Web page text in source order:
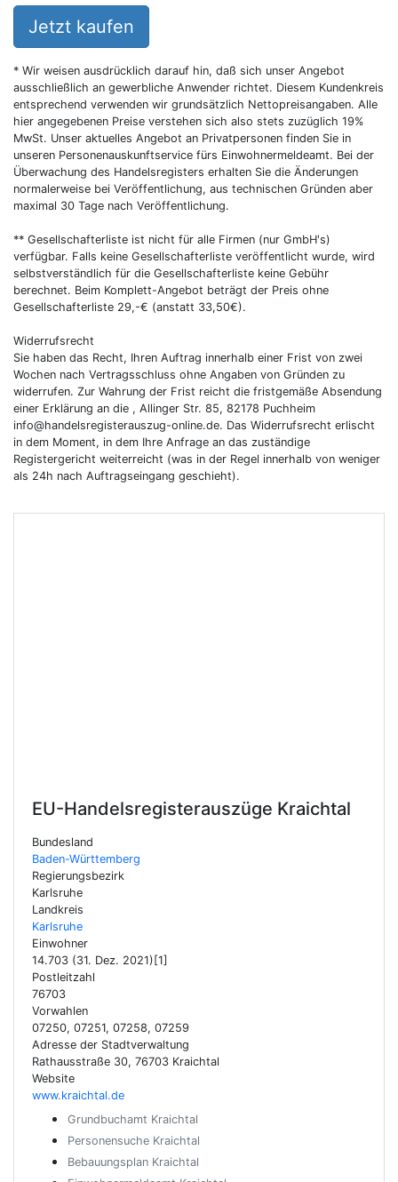
EU-Handelsregisterauszüge Kraichtal
Bundesland
Baden-Württemberg
Regierungsbezirk
Karlsruhe
Landkreis
Karlsruhe
Einwohner
14.703 (31. Dez. 2021)[1]
Postleitzahl
76703
Vorwahlen
07250, 07251, 07258, 07259
Adresse der Stadtverwaltung
Rathausstraße 30, 76703 Kraichtal
Website
www.kraichtal.de
Grundbuchamt Kraichtal
Personensuche Kraichtal
Bebauungsplan Kraichtal
Jetzt kaufen
* Wir weisen ausdrücklich darauf hin, daß sich unser Angebot
ausschließlich an gewerbliche Anwender richtet. Diesem Kundenkreis
entsprechend verwenden wir grundsätzlich Nettopreisangaben. Alle
hier angegebenen Preise verstehen sich also stets zuzüglich 19%
MwSt. Unser aktuelles Angebot an Privatpersonen finden Sie in
unseren Personenauskunftservice fürs Einwohnermeldeamt. Bei der
Überwachung des Handelsregisters erhalten Sie die Änderungen
normalerweise bei Veröffentlichung, aus technischen Gründen aber
maximal 30 Tage nach Veröffentlichung.
** Gesellschafterliste ist nicht für alle Firmen (nur GmbH's)
verfügbar. Falls keine Gesellschafterliste veröffentlicht wurde, wird
selbstverständlich für die Gesellschafterliste keine Gebühr
berechnet. Beim Komplett-Angebot beträgt der Preis ohne
Gesellschafterliste 29,-€ (anstatt 33,50€).
Widerrufsrecht
Sie haben das Recht, Ihren Auftrag innerhalb einer Frist von zwei
Wochen nach Vertragsschluss ohne Angaben von Gründen zu
widerrufen. Zur Wahrung der Frist reicht die fristgemäße Absendung
einer Erklärung an die , Allinger Str. 85, 82178 Puchheim
info@handelsregisterauszug-online.de. Das Widerrufsrecht erlischt
in dem Moment, in dem Ihre Anfrage an das zuständige
Registergericht weiterreicht (was in der Regel innerhalb von weniger
als 24h nach Auftragseingang geschieht).